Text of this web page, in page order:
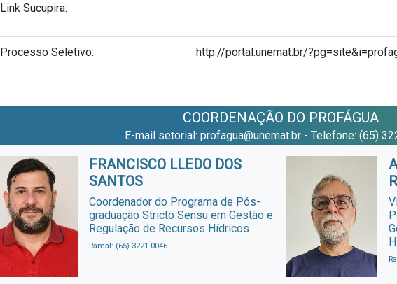
Link Sucupira:
Processo Seletivo: http://portal.unemat.br/
COORDENAÇÃO DO PROFÁGUA
E-mail setorial: profagua@unemat.br - Telefone: (65)
FRANCISCO LLEDO DOS
SANTOS
Coordenador do Programa de Pós-
graduação Stricto Sensu em Gestão e
Regulação de Recursos Hídricos
Ramal: (65) 3221-0046